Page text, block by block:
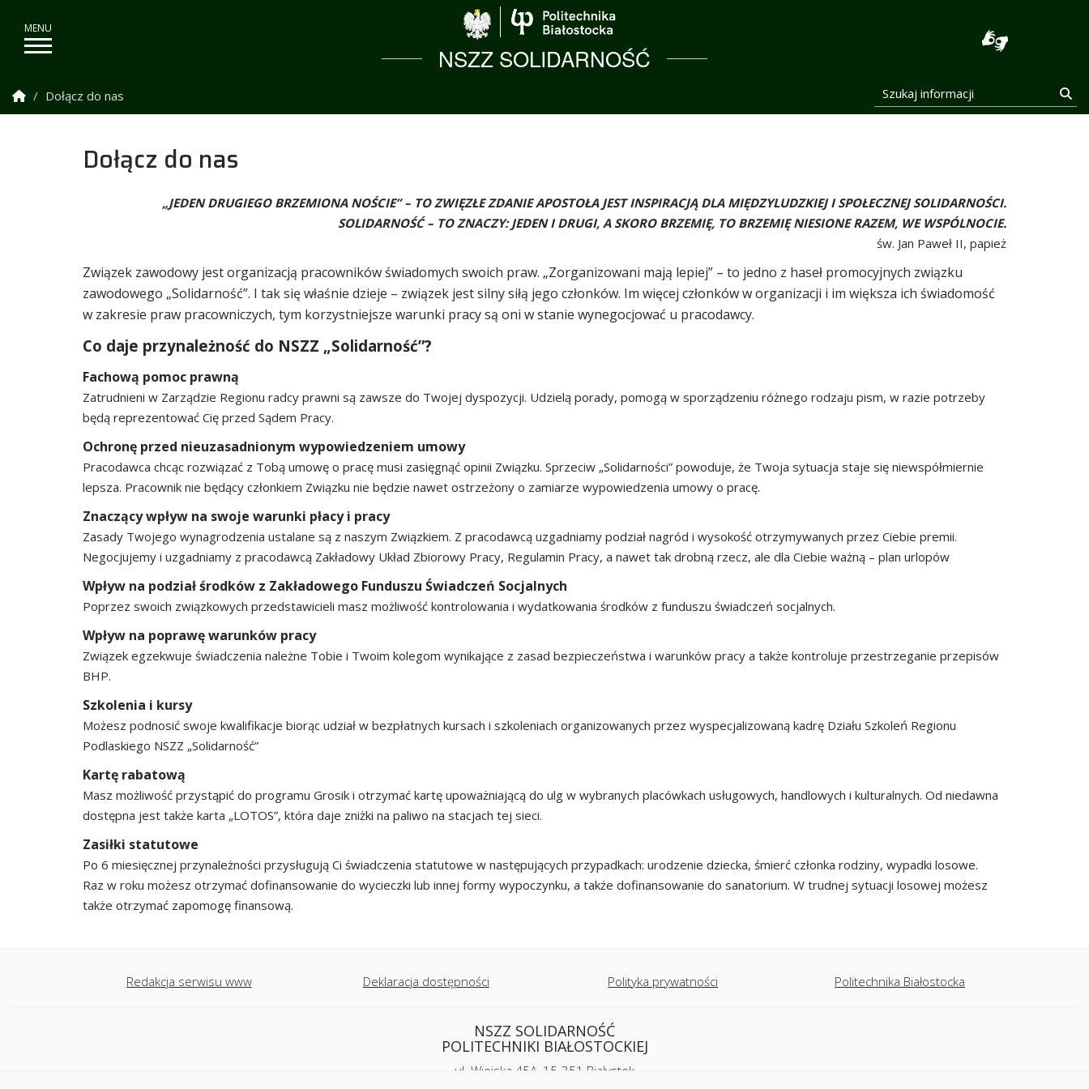
NSZZ SOLIDARNOŚĆ
Strona Główna
Dołącz do nas Szukaj informacji
Dołącz do nas
„JEDEN DRUGIEGO BRZEMIONA NOŚCIE” – TO ZWIĘZŁE ZDANIE APOSTOŁA JEST INSPIRACJĄ DLA MIĘDZYLUDZKIEJ I SPOŁECZNEJ SOLIDARNOŚCI.
SOLIDARNOŚĆ – TO ZNACZY: JEDEN I DRUGI, A SKORO BRZEMIĘ, TO BRZEMIĘ NIESIONE RAZEM, WE WSPÓLNOCIE.
św. Jan Paweł II, papież
Związek zawodowy jest organizacją pracowników świadomych swoich praw. „Zorganizowani mają lepiej” – to jedno z haseł promocyjnych związku
zawodowego „Solidarność”. I tak się właśnie dzieje – związek jest silny siłą jego członków. Im więcej członków w organizacji i im większa ich świadomość
w zakresie praw pracowniczych, tym korzystniejsze warunki pracy są oni w stanie wynegocjować u pracodawcy.
Co daje przynależność do NSZZ „Solidarność”?
Fachową pomoc prawną
Zatrudnieni w Zarządzie Regionu radcy prawni są zawsze do Twojej dyspozycji. Udzielą porady, pomogą w sporządzeniu różnego rodzaju pism, w razie potrzeby
będą reprezentować Cię przed Sądem Pracy.
Ochronę przed nieuzasadnionym wypowiedzeniem umowy
Pracodawca chcąc rozwiązać z Tobą umowę o pracę musi zasięgnąć opinii Związku. Sprzeciw „Solidarności” powoduje, że Twoja sytuacja staje się niewspółmiernie
lepsza. Pracownik nie będący członkiem Związku nie będzie nawet ostrzeżony o zamiarze wypowiedzenia umowy o pracę.
Znaczący wpływ na swoje warunki płacy i pracy
Zasady Twojego wynagrodzenia ustalane są z naszym Związkiem. Z pracodawcą uzgadniamy podział nagród i wysokość otrzymywanych przez Ciebie premii.
Negocjujemy i uzgadniamy z pracodawcą Zakładowy Układ Zbiorowy Pracy, Regulamin Pracy, a nawet tak drobną rzecz, ale dla Ciebie ważną – plan urlopów
Wpływ na podział środków z Zakładowego Funduszu Świadczeń Socjalnych
Poprzez swoich związkowych przedstawicieli masz możliwość kontrolowania i wydatkowania środków z funduszu świadczeń socjalnych.
Wpływ na poprawę warunków pracy
Związek egzekwuje świadczenia należne Tobie i Twoim kolegom wynikające z zasad bezpieczeństwa i warunków pracy a także kontroluje przestrzeganie przepisów
BHP.
Szkolenia i kursy
Możesz podnosić swoje kwalifikacje biorąc udział w bezpłatnych kursach i szkoleniach organizowanych przez wyspecjalizowaną kadrę Działu Szkoleń Regionu
Podlaskiego NSZZ „Solidarność”
Kartę rabatową
Masz możliwość przystąpić do programu Grosik i otrzymać kartę upoważniającą do ulg w wybranych placówkach usługowych, handlowych i kulturalnych. Od niedawna
dostępna jest także karta „LOTOS”, która daje zniżki na paliwo na stacjach tej sieci.
Zasiłki statutowe
Po 6 miesięcznej przynależności przysługują Ci świadczenia statutowe w następujących przypadkach: urodzenie dziecka, śmierć członka rodziny, wypadki losowe.
Raz w roku możesz otrzymać dofinansowanie do wycieczki lub innej formy wypoczynku, a także dofinansowanie do sanatorium. W trudnej sytuacji losowej możesz
także otrzymać zapomogę finansową.
Redakcja serwisu www Deklaracja dostępności Polityka prywatności Politechnika Białostocka
NSZZ SOLIDARNOŚĆ
POLITECHNIKI BIAŁOSTOCKIEJ
ul. Wiejska 45A, 15-351 Białystok